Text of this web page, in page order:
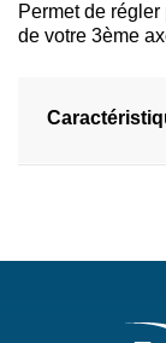
Permet de
de votre 3ème